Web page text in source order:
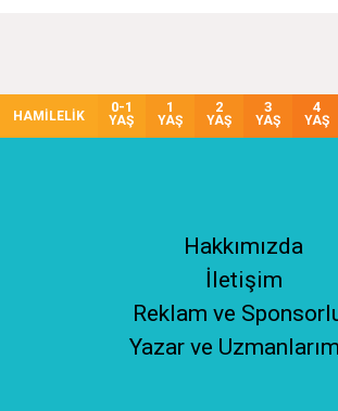
HAMİLELİK
0-1
YAŞ
1
YAŞ
2
YAŞ
3
YAŞ
4
YAŞ
Hakkımızda
İletişim
Reklam ve
Yazar ve